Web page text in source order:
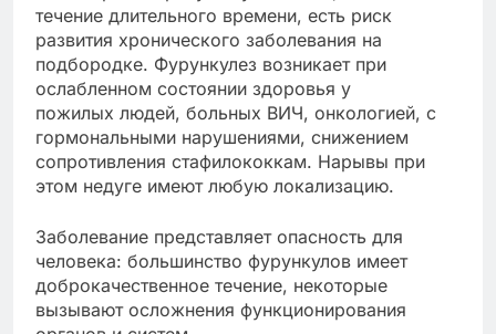
течение длительного времени, есть риск
развития хронического заболевания на
подбородке. Фурункулез возникает при
ослабленном состоянии здоровья у
пожилых людей, больных ВИЧ, онкологией, с
гормональными нарушениями, снижением
сопротивления стафилококкам. Нарывы при
этом недуге имеют любую локализацию.
Заболевание представляет опасность для
человека: большинство фурункулов имеет
доброкачественное течение, некоторые
вызывают осложнения функционирования